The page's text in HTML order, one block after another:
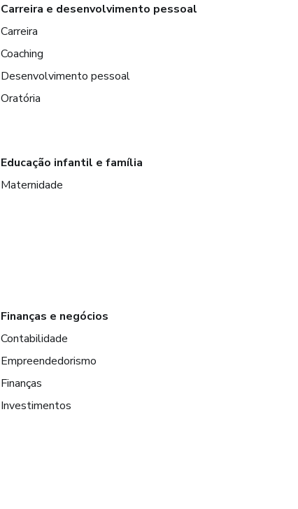
Carreira e desenvolvimento pessoal
Carreira
Coaching
Desenvolvimento pessoal
Oratória
Educação infantil e família
Maternidade
Finanças e negócios
Contabilidade
Empreendedorismo
Finanças
Investimentos